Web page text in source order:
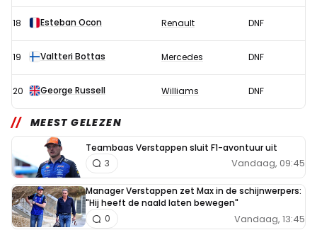
18 Esteban Ocon Renault DNF
19 Valtteri Bottas Mercedes DNF
20 George Russell Williams DNF
MEEST GELEZEN
Teambaas Verstappen sluit F1-avontuur uit
Vandaag, 09:45
3
Manager Verstappen zet Max in de schijnwerpers:
"Hij heeft de naald laten bewegen"
Vandaag, 13:45
0